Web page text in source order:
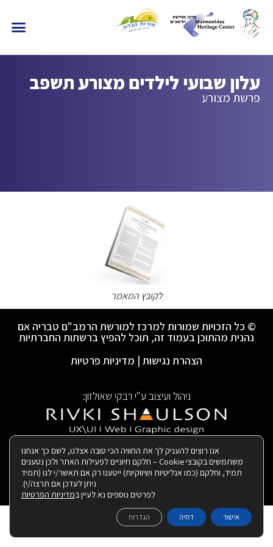
עלון שבועי לילדים מצורע תשפב
פרשת מצורע
לקובץ המאמר
© כל הזכויות שמורות למרכז למורשת הרמב"ם טבריה אם
נהנית מהתוכן בעמוד זה, תוכל להפיץ ברשתות החברתיות
הצהרת נגישות | מדיניות פרטיות
ניהול ועיצוב ע"י רבקי שאולזון:
| בנייה ותחזוקת האתר:
אנו רוצים להעניק לך את החוויה הכי טובה אצלנו, לשם כך אנחנו
משתמשים בקובצי Cookie – חלקם חיוניים לפעילות האתר ולכן נטענים
תמיד, וחלקם (כמו אנליטיות ושיווקיות) ייטענו רק אם תאשר/י לנו (תמיד
ניתן לעדכן אם תרצה/י).
לפרטים נוספים נא לעיין במדיניות הפרטיות
אישור דחיה הגדרות